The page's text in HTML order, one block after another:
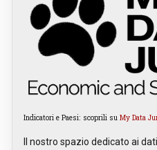
Indicatori e Paesi: scoprili su My Data
Il nostro spazio dedicato ai